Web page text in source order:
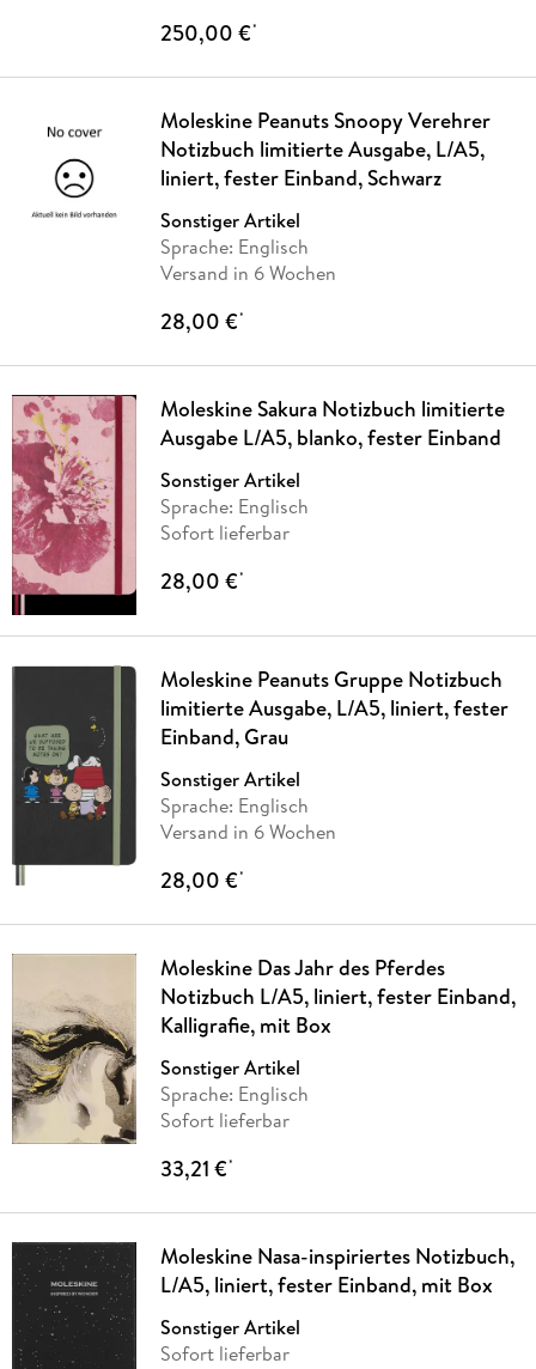
250,00 €*
Moleskine Peanuts Snoopy Verehrer
Notizbuch limitierte Ausgabe, L/A5,
liniert, fester Einband, Schwarz
Sonstiger Artikel
Sprache: Englisch
Versand in 6 Wochen
28,00 €*
Moleskine Sakura Notizbuch limitierte
Ausgabe L/A5, blanko, fester Einband
Sonstiger Artikel
Sprache: Englisch
Sofort lieferbar
28,00 €*
Moleskine Peanuts Gruppe Notizbuch
limitierte Ausgabe, L/A5, liniert, fester
Einband, Grau
Sonstiger Artikel
Sprache: Englisch
Versand in 6 Wochen
28,00 €*
Moleskine Das Jahr des Pferdes
Notizbuch L/A5, liniert, fester Einband,
Kalligrafie, mit Box
Sonstiger Artikel
Sprache: Englisch
Sofort lieferbar
33,21 €*
Moleskine Nasa-inspiriertes Notizbuch,
L/A5, liniert, fester Einband, mit Box
Sonstiger Artikel
Sofort lieferbar